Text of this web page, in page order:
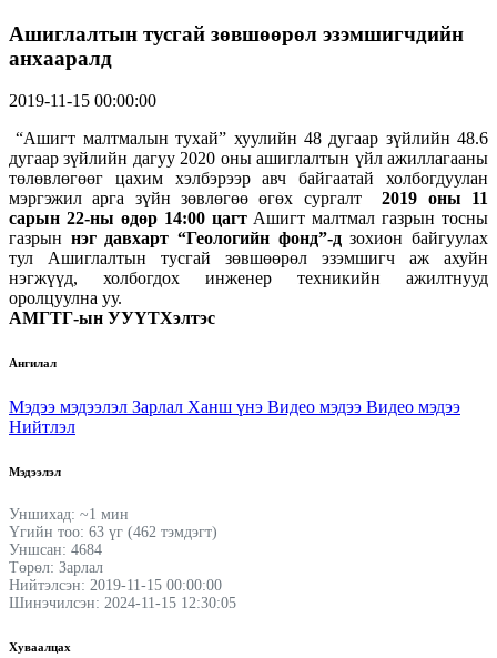
Ашиглалтын тусгай зөвшөөрөл эзэмшигчдийн
анхааралд
2019-11-15 00:00:00
“Ашигт малтмалын тухай” хуулийн 48 дугаар зүйлийн 48.6
дугаар зүйлийн дагуу 2020 оны ашиглалтын үйл ажиллагааны
төлөвлөгөөг цахим хэлбэрээр авч байгаатай холбогдуулан
мэргэжил арга зүйн зөвлөгөө өгөх сургалт2019 оны 11
сарын 22-ны өдөр 14:00 цагтАшигт малтмал газрын тосны
газрын нэг давхарт “Геологийн фонд”-дзохион байгуулах
тул Ашиглалтын тусгай зөвшөөрөл эзэмшигч аж ахуйн
нэгжүүд, холбогдох инженер техникийн ажилтнууд
оролцуулна уу.
АМГТГ-ын УУҮТХэлтэс
Ангилал
Мэдээ мэдээлэл Зарлал Ханш үнэ Видео мэдээ Видео мэдээ
Нийтлэл
Мэдээлэл
Уншихад: ~1 мин
Үгийн тоо: 63 үг (462 тэмдэгт)
Уншсан: 4684
Төрөл: Зарлал
Нийтэлсэн: 2019-11-15 00:00:00
Шинэчилсэн: 2024-11-15 12:30:05
Хуваалцах